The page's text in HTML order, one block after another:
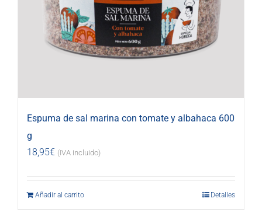
Espuma de sal marina con tomate y albahaca 600
g
18,95€ (IVA incluido)
Añadir al carrito Detalles